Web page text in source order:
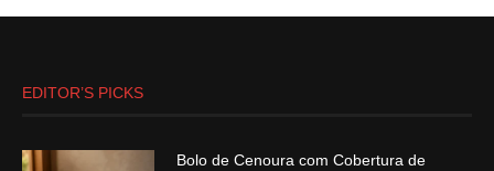
EDITOR’S PICKS
Bolo de Cenoura com Cobertura de